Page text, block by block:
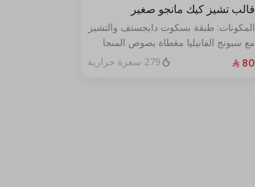
قالب تشيز كيك مانجو صغير
المكونات: طبقة بسكوت دايجستف والتشيز
مع سبونج الفانيليا مغطاة بصوص المنجا
الحجم: صغير يكفي ٧ اشخاص
279 سعرة حرارية